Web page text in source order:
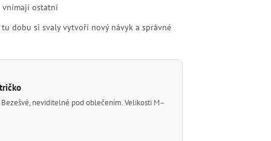
vnímají ostatní
tu dobu si svaly vytvoří nový návyk a správné
neviditelné pod oblečením. Velikosti M–